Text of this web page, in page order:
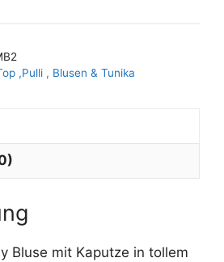
,Pulli , Blusen & Tunika
Bluse mit Kaputze in tollem